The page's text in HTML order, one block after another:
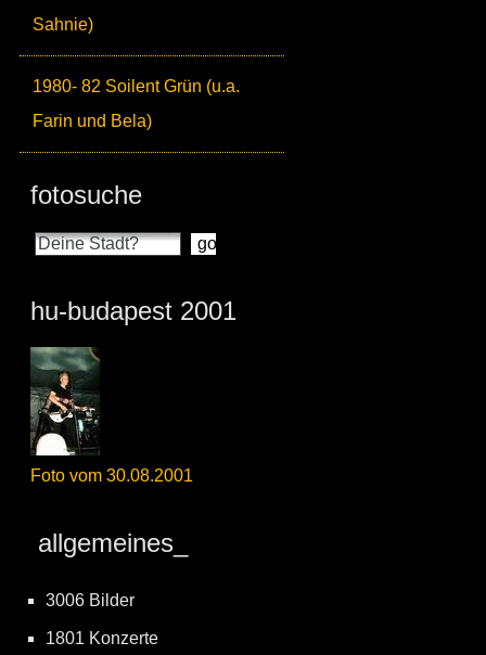
Sahnie)
1980- 82 Soilent Grün (u.a.
Farin und Bela)
fotosuche
hu-budapest 2001
Foto vom 30.08.2001
allgemeines_
3006 Bilder
1801 Konzerte